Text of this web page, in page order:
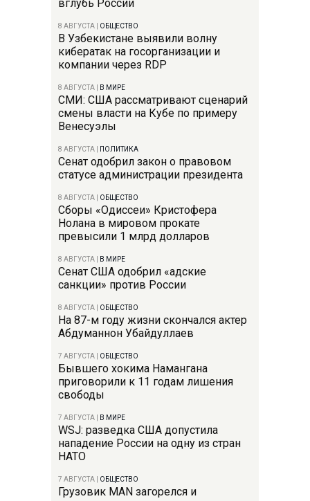
вглубь России
8 АВГУСТА ОБЩЕСТВО
В Узбекистане выявили волну
кибератак на госорганизации и
компании через RDP
8 АВГУСТА В МИРЕ
СМИ: США рассматривают сценарий
смены власти на Кубе по примеру
Венесуэлы
8 АВГУСТА ПОЛИТИКА
Сенат одобрил закон о правовом
статусе администрации президента
8 АВГУСТА ОБЩЕСТВО
Сборы «Одиссеи» Кристофера
Нолана в мировом прокате
превысили 1 млрд долларов
8 АВГУСТА В МИРЕ
Сенат США одобрил «адские
санкции» против России
8 АВГУСТА ОБЩЕСТВО
На 87-м году жизни скончался актер
Абдуманнон Убайдуллаев
7 АВГУСТА ОБЩЕСТВО
Бывшего хокима Намангана
приговорили к 11 годам лишения
свободы
7 АВГУСТА В МИРЕ
WSJ: разведка США допустила
нападение России на одну из стран
НАТО
7 АВГУСТА ОБЩЕСТВО
Грузовик MAN загорелся и